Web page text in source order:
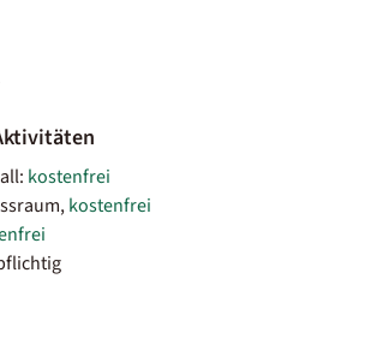
kostenfrei
kostenfrei